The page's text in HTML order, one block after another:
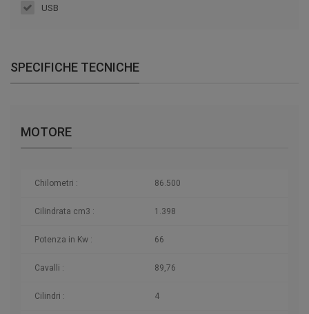
USB
SPECIFICHE TECNICHE
MOTORE
Chilometri : 86.500
Cilindrata cm3 : 1.398
Potenza in Kw : 66
Cavalli : 89,76
Cilindri : 4